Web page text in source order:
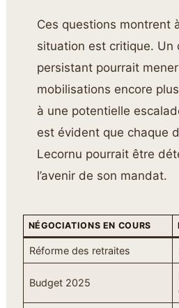
Ces questions montrent
situation est critique. Un
persistant pourrait
mobilisations encore
à une potentielle
est évident que chaque
Lecornu pourrait être
l’avenir de son mandat.
NÉGOCIATIONS EN COURS
Réforme des retraites
Budget 2025